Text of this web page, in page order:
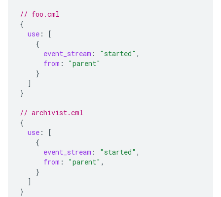
// foo.cml
{
use :
[
{
event_stream : "started" ,
from :
"parent"
}
]
}
// archivist.cml
{
use :
[
{
event_stream : "started" ,
from : "parent" ,
}
]
}